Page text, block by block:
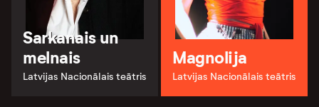
Sarkanais un
melnais
Latvijas Nacionālais teātris
Magnolija
Latvijas Nacionālais teātris